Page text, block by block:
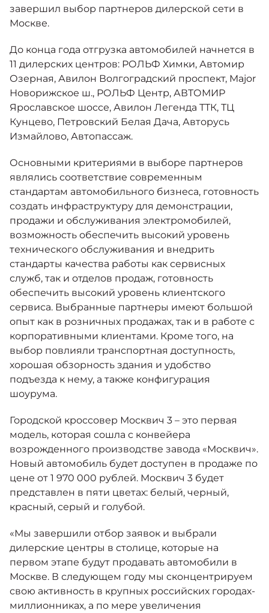
Яркий динамичный седан
Москвич 3 с ручным
управлением (РУ)
Кроссовер, создающий равные
возможности
от 2 069 000 ₽*
Москвич 8
Практичный семиместный
от 3 125 000 ₽*
Спецпредложения
Калькулятор трейд-ин
Страховые программы
СЕРВИСНЫЕ АКЦИИ
АКСЕССУАРЫ
завершил выбор партнеров дилерской сети в
Москве.
До конца года отгрузка автомобилей начнется в
11 дилерских центров: РОЛЬФ Химки, Автомир
Озерная, Авилон Волгоградский проспект, Major
Новорижское ш., РОЛЬФ Центр, АВТОМИР
Ярославское шоссе, Авилон Легенда ТТК, ТЦ
Кунцево, Петровский Белая Дача, Авторусь
Измайлово, Автопассаж.
Основными критериями в выборе партнеров
являлись соответствие современным
стандартам автомобильного бизнеса, готовность
создать инфраструктуру для демонстрации,
продажи и обслуживания электромобилей,
возможность обеспечить высокий уровень
технического обслуживания и внедрить
стандарты качества работы как сервисных
служб, так и отделов продаж, готовность
обеспечить высокий уровень клиентского
сервиса. Выбранные партнеры имеют большой
опыт как в розничных продажах, так и в работе с
корпоративными клиентами. Кроме того, на
выбор повлияли транспортная доступность,
хорошая обзорность здания и удобство
подъезда к нему, а также конфигурация
шоурума.
Городской кроссовер Москвич 3 – это первая
модель, которая сошла с конвейера
возрожденного производстве завода «Москвич».
Новый автомобиль будет доступен в продаже по
цене от 1 970 000 рублей. Москвич 3 будет
представлен в пяти цветах: белый, черный,
красный, серый и голубой.
«Мы завершили отбор заявок и выбрали
дилерские центры в столице, которые на
первом этапе будут продавать автомобили в
Москве. В следующем году мы сконцентрируем
свою активность в крупных российских городах-
миллионниках, а по мере увеличения